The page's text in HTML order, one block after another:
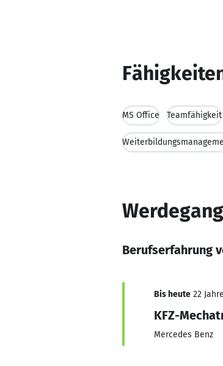
MS Office Teamfähigkeit
Werdegang
Berufserfahrung
Bis heute 22
KFZ-
Mercedes Benz